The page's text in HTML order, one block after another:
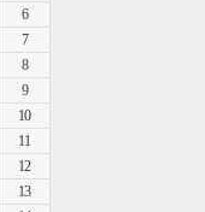
6
7
8
9
10
11
12
13